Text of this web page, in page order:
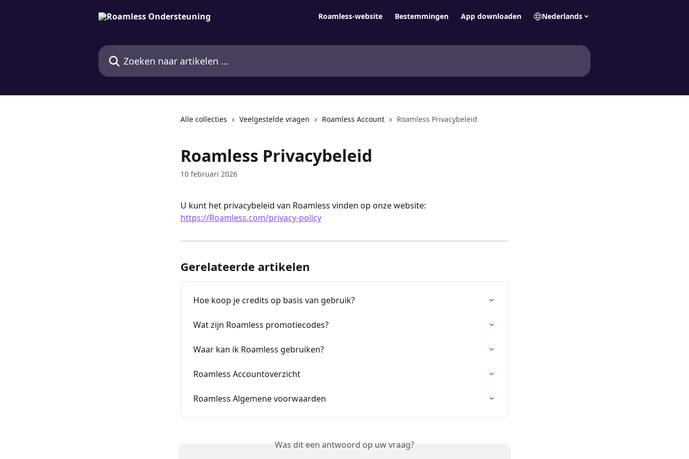
Roamless-website Bestemmingen App downloaden Nederlands
Zoeken naar artikelen ...
Alle collecties Veelgestelde vragen Roamless Account Roamless Privacybeleid
Roamless Privacybeleid
10 februari 2026
U kunt het privacybeleid van Roamless vinden op onze website:
https://Roamless.com/privacy-policy
Gerelateerde artikelen
Hoe koop je credits op basis van gebruik?
Wat zijn Roamless promotiecodes?
Waar kan ik Roamless gebruiken?
Roamless Accountoverzicht
Roamless Algemene voorwaarden
Was dit een antwoord op uw vraag?